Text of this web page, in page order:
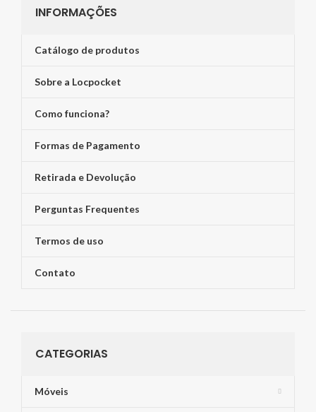
INFORMAÇÕES
Catálogo de produtos
Sobre a Locpocket
Como funciona?
Formas de Pagamento
Retirada e Devolução
Perguntas Frequentes
Termos de uso
Contato
CATEGORIAS
Móveis